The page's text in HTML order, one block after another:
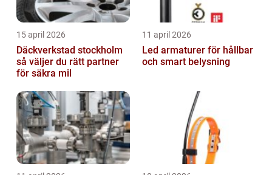
15 april 2026
Däckverkstad stockholm
så väljer du rätt partner
för säkra mil
11 april 2026
Led armaturer för hållbar
och smart belysning